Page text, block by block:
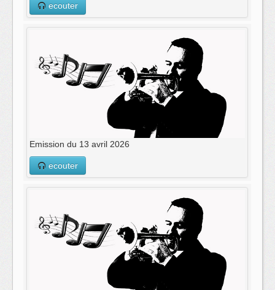
ecouter
Emission du 13 avril 2026
ecouter